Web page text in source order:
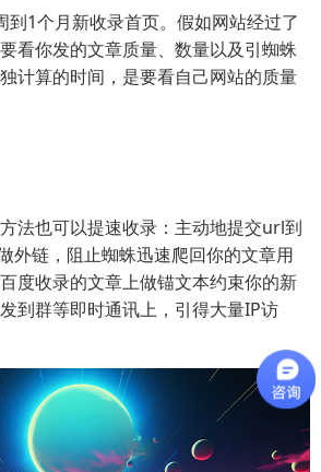
到1个月新收录首页。假如网站经过了
看你发的文章质量、数量以及引蜘蛛
计算的时间，是要看自己网站的质量
法也可以提速收录：主动地提交url到
外链，阻止蜘蛛迅速爬回你的文章用
度收录的文章上做锚文本约束你的新
到群等即时通讯上，引得大量IP访